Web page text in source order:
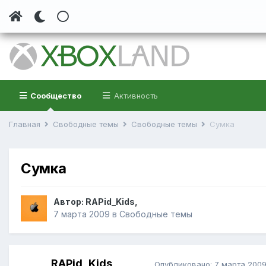
Сообщество Активность
Главная Свободные темы Свободные темы Сумка
Сумка
Автор: RAPid_Kids
7 марта 2009 в Свободные темы